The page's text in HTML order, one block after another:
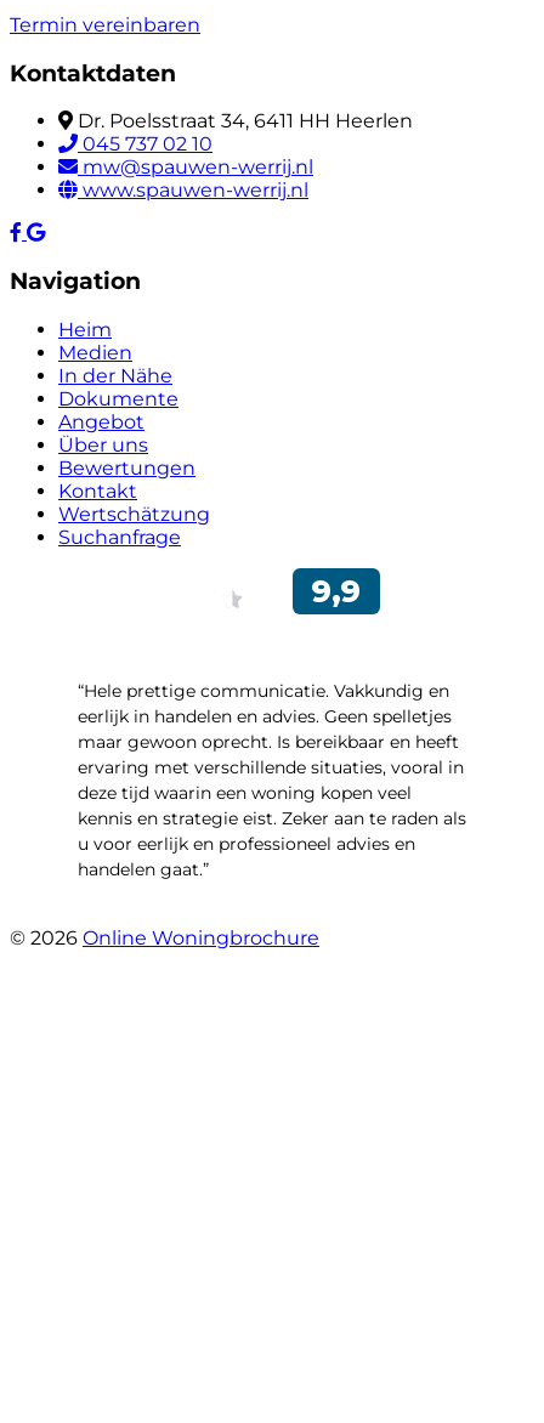
Termin vereinbaren
Kontaktdaten
Dr. Poelsstraat 34, 6411 HH Heerlen
045 737 02 10
mw@spauwen-werrij.nl
www.spauwen-werrij.nl
Navigation
Heim
Medien
In der Nähe
Dokumente
Angebot
Über uns
Bewertungen
Kontakt
Wertschätzung
Suchanfrage
“Hele prettige communicatie. Vakkundig en
eerlijk in handelen en advies. Geen spelletjes
maar gewoon oprecht. Is bereikbaar en heeft
ervaring met verschillende situaties, vooral in
deze tijd waarin een woning kopen veel
kennis en strategie eist. Zeker aan te raden als
u voor eerlijk en professioneel advies en
handelen gaat.”
© 2026 Online Woningbrochure